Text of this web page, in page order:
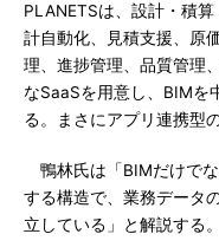
PLANETSは、設計・積
計自動化、見積支援、原
理、進捗管理、品質管理
なSaaSを用意し、BIMを
る。まさにアプリ連携型
鴨林氏は「BIMだけで
する構造で、業務データ
立している」と解説する。